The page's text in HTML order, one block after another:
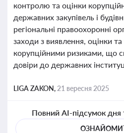
контролю та оцінки
державних закупівель і
регіональні правоохоронні
заходи з виявлення, оцінки та
корупційними ризиками, що
довіри до державних
LIGA ZAKON, 21 вересня 2025
Повний AI-підсумок дня